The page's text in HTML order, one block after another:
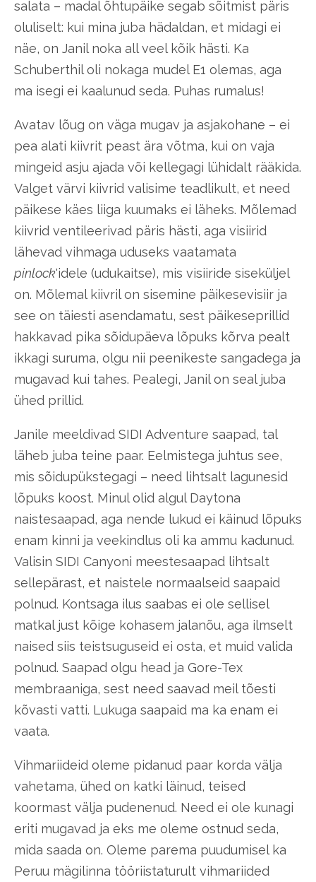
salata – madal õhtupäike segab sõitmist päris
oluliselt: kui mina juba hädaldan, et midagi ei
näe, on Janil noka all veel kõik hästi. Ka
Schuberthil oli nokaga mudel E1 olemas, aga
ma isegi ei kaalunud seda. Puhas rumalus!
Avatav lõug on väga mugav ja asjakohane – ei
pea alati kiivrit peast ära võtma, kui on vaja
mingeid asju ajada või kellegagi lühidalt rääkida.
Valget värvi kiivrid valisime teadlikult, et need
päikese käes liiga kuumaks ei läheks. Mõlemad
kiivrid ventileerivad päris hästi, aga visiirid
lähevad vihmaga uduseks vaatamata
pinlock'idele (udukaitse), mis visiiride siseküljel
on. Mõlemal kiivril on sisemine päikesevisiir ja
see on täiesti asendamatu, sest päikeseprillid
hakkavad pika sõidupäeva lõpuks kõrva pealt
ikkagi suruma, olgu nii peenikeste sangadega ja
mugavad kui tahes. Pealegi, Janil on seal juba
ühed prillid.
Janile meeldivad SIDI Adventure saapad, tal
läheb juba teine paar. Eelmistega juhtus see,
mis sõidupükstegagi – need lihtsalt lagunesid
lõpuks koost. Minul olid algul Daytona
naistesaapad, aga nende lukud ei käinud lõpuks
enam kinni ja veekindlus oli ka ammu kadunud.
Valisin SIDI Canyoni meestesaapad lihtsalt
sellepärast, et naistele normaalseid saapaid
polnud. Kontsaga ilus saabas ei ole sellisel
matkal just kõige kohasem jalanõu, aga ilmselt
naised siis teistsuguseid ei osta, et muid valida
polnud. Saapad olgu head ja Gore-Tex
membraaniga, sest need saavad meil tõesti
kõvasti vatti. Lukuga saapaid ma ka enam ei
vaata.
Vihmariideid oleme pidanud paar korda välja
vahetama, ühed on katki läinud, teised
koormast välja pudenenud. Need ei ole kunagi
eriti mugavad ja eks me oleme ostnud seda,
mida saada on. Oleme parema puudumisel ka
Peruu mägilinna tööriistaturult vihmariided